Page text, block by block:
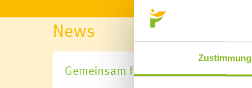
Zustimmung
News
Gemeinsam für mehr Sicherheit